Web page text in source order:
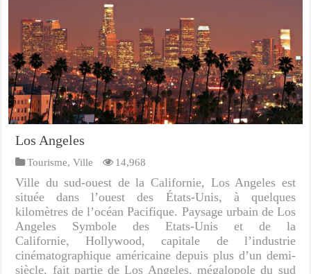
Los Angeles
Tourisme,Ville 14,968
Ville du sud-ouest de la Californie, Los Angeles est
située dans l’ouest des États-Unis, à quelques
kilomètres de l’océan Pacifique. Paysage urbain de Los
Angeles Symbole des Etats-Unis et de la
Californie, Hollywood, capitale de l’industrie
cinématographique américaine depuis plus d’un demi-
siècle, fait partie de Los Angeles, mégalopole du sud